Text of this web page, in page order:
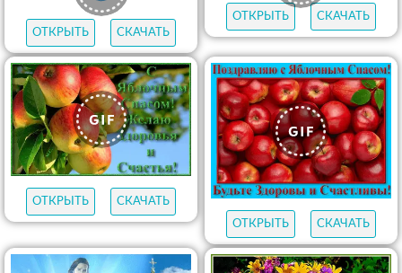
ОТКРЫТЬ СКАЧАТЬ
ОТКРЫТЬ СКАЧАТЬ
ОТКРЫТЬ
СКАЧАТЬ
ОТКРЫТЬ
СКАЧАТЬ